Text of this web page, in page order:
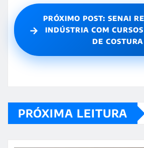
→
PRÓXIMO POST: SENAI
INDÚSTRIA COM
DE COSTURA
PRÓXIMA LEITURA